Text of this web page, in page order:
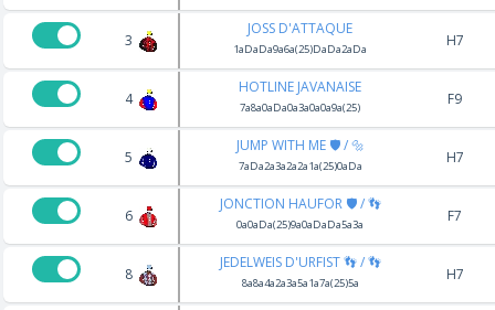
3
JOSS D'ATTAQUE
1aDaDa9a6a(25)DaDa2aDa H7
4
HOTLINE JAVANAISE
7a8a0aDa0a3a0a0a9a(25) F9
5
JUMP WITH ME 🛡️ / 🔩
7aDa2a3a2a2a1a(25)0aDa H7
6
JONCTION HAUFOR 🛡️ / 👣
0a0aDa(25)9a0aDaDa5a3a F7
8
JEDELWEIS D'URFIST 👣 / 👣
8a8a4a2a3a5a1a7a(25)5a H7